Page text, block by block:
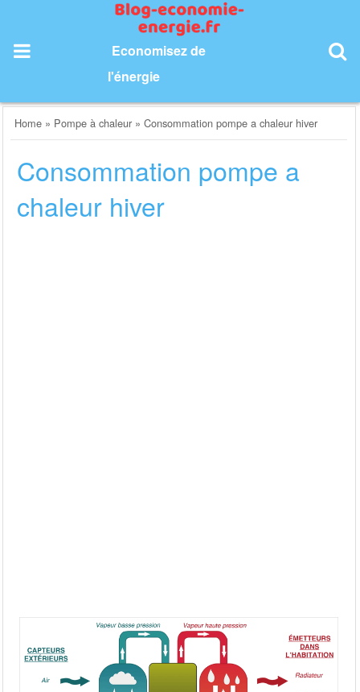
content
Economisez de
l'énergie
Home » Pompe à chaleur »Consommation pompe a chaleur hiver
Consommation pompe a
chaleur hiver